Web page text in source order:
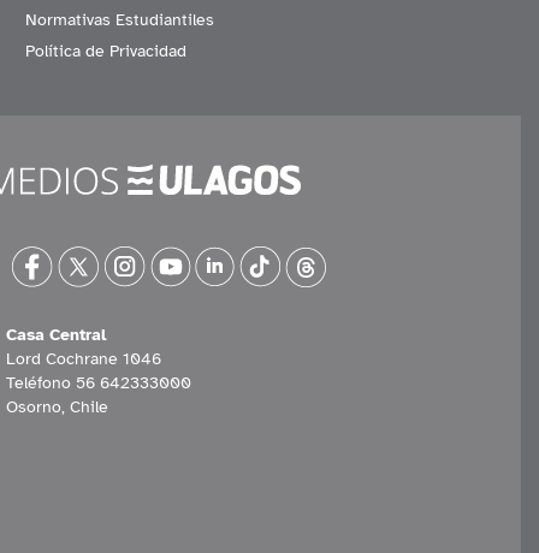
Normativas Estudiantiles
Política de Privacidad
Casa Central
Lord Cochrane 1046
Teléfono 56 642333000
Osorno, Chile